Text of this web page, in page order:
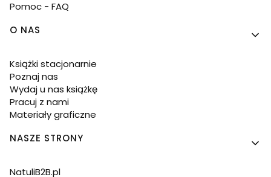
Pomoc - FAQ
O NAS
Książki stacjonarnie
Poznaj nas
Wydaj u nas książkę
Pracuj z nami
Materiały graficzne
NASZE STRONY
NatuliB2B.pl